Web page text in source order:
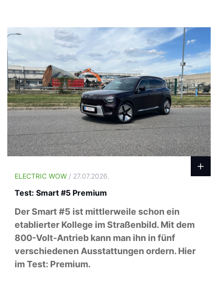
ELECTRIC WOW / 27.07.2026.
Test: Smart #5 Premium
Der Smart #5 ist mittlerweile schon ein
etablierter Kollege im Straßenbild. Mit dem
800-Volt-Antrieb kann man ihn in fünf
verschiedenen Ausstattungen ordern. Hier
im Test: Premium.